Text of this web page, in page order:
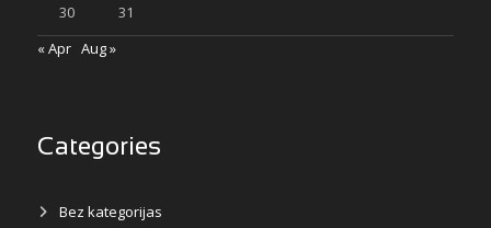
30
31
« Apr Aug »
Categories
Bez kategorijas